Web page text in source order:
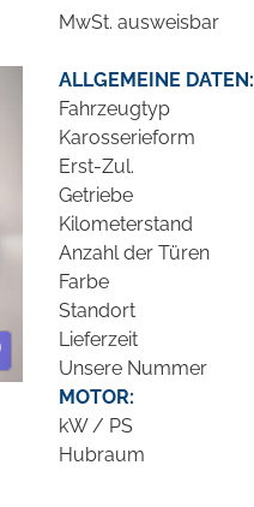
MwSt. ausweisbar
ALLGEMEINE DATEN:
Fahrzeugtyp
Karosserieform
Erst-Zul.
Getriebe
Kilometerstand
Anzahl der Türen
Farbe
Standort
Lieferzeit
Unsere Nummer
MOTOR:
kW / PS
Hubraum